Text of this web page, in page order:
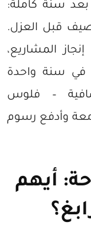
بعد سنة كاملة:
شهر صيف قبل العزل.
المشاريع،
ريال بس! في سنة واحدة
ريال صافية – فلوس
وأدفع رسوم
أيهم